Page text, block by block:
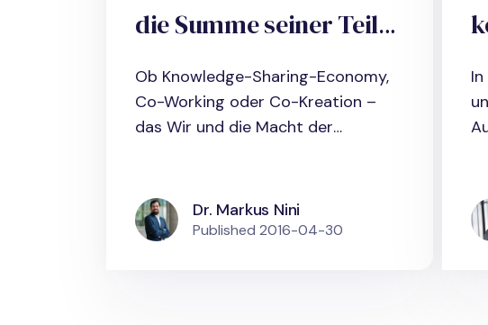
die Summe seiner Teile:
Kollaboration und
Teamarbeit die
steigern
Ob Knowledge-Sharing-Economy,
Co-Working oder Co-Kreation –
das Wir und die Macht der
Dr. Markus Nini
Published 2016-04-30